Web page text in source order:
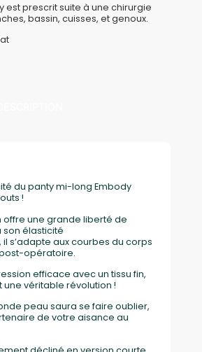
est prescrit suite à une chirurgie
bassin, cuisses, et genoux.
du panty mi-long Embody
!
offre une grande liberté de
élasticité
s’adapte aux courbes du corps
opératoire.
efficace avec un tissu fin,
véritable révolution !
peau saura se faire oublier,
de votre aisance au